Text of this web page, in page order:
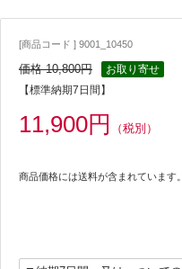
[商品コード ] 9001_10450
価格 10,800円
お取り寄せ
【標準納期7日間】
11,900円 （税別）
商品価格には送料が含まれています。